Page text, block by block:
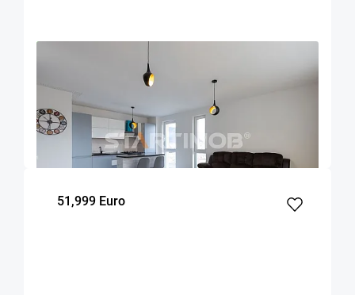
Apartament mobilat 3 camere Urban Plaza cu
parcare
Brasov
2
dormitoare Etaj
51,999 Euro